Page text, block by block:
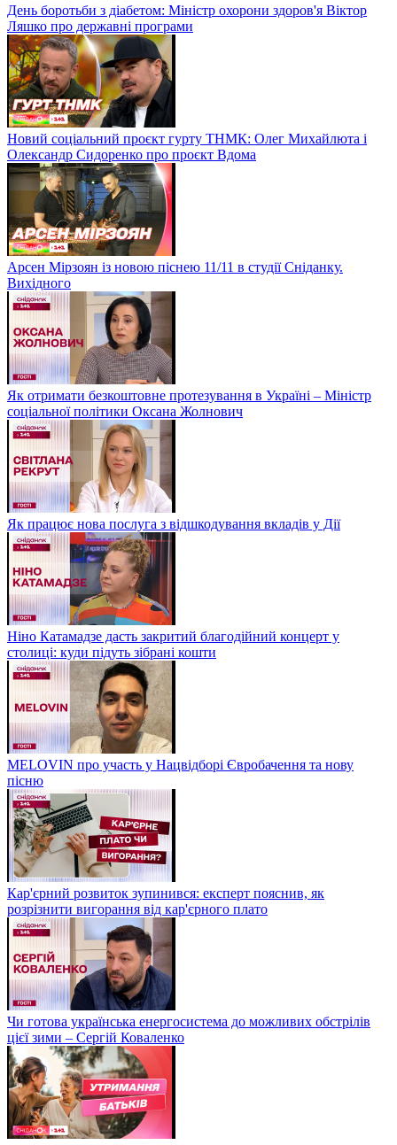
День боротьби з діабетом: Міністр охорони здоров'я Віктор
Ляшко про державні програми
Новий соціальний проєкт гурту ТНМК: Олег Михайлюта і
Олександр Сидоренко про проєкт Вдома
Арсен Мірзоян із новою піснею 11/11 в студії Сніданку.
Вихідного
Як отримати безкоштовне протезування в Україні – Міністр
соціальної політики Оксана Жолнович
Як працює нова послуга з відшкодування вкладів у Дії
Ніно Катамадзе дасть закритий благодійний концерт у
столиці: куди підуть зібрані кошти
MELOVIN про участь у Нацвідборі Євробачення та нову
пісню
Кар'єрний розвиток зупинився: експерт пояснив, як
розрізнити вигорання від кар'єрного плато
Чи готова українська енергосистема до можливих обстрілів
цієї зими – Сергій Коваленко